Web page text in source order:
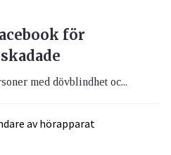
för
med dövblindhet oc...